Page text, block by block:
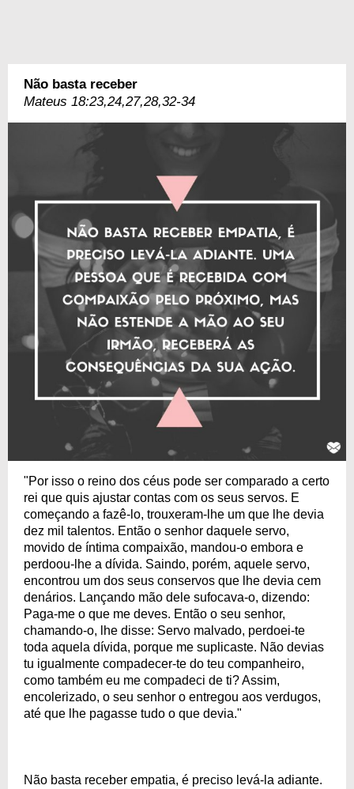
Não basta receber
Mateus 18:23,24,27,28,32-34
"Por isso o reino dos céus pode ser comparado a certo
rei que quis ajustar contas com os seus servos. E
começando a fazê-lo, trouxeram-lhe um que lhe devia
dez mil talentos. Então o senhor daquele servo,
movido de íntima compaixão, mandou-o embora e
perdoou-lhe a dívida. Saindo, porém, aquele servo,
encontrou um dos seus conservos que lhe devia cem
denários. Lançando mão dele sufocava-o, dizendo:
Paga-me o que me deves. Então o seu senhor,
chamando-o, lhe disse: Servo malvado, perdoei-te
toda aquela dívida, porque me suplicaste. Não devias
tu igualmente compadecer-te do teu companheiro,
como também eu me compadeci de ti? Assim,
encolerizado, o seu senhor o entregou aos verdugos,
até que lhe pagasse tudo o que devia."
Não basta receber empatia, é preciso levá-la adiante.